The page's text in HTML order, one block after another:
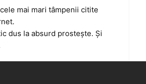
mai mari tâmpenii citite
dus la absurd prosteşte. Şi